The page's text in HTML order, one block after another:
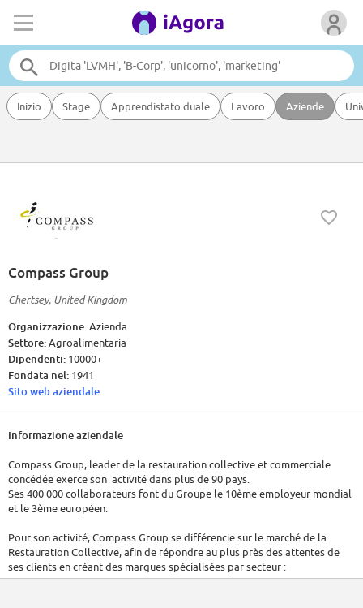
Inizio Stage Apprendistato duale Lavoro Aziende
Compass Group
Chertsey, United Kingdom
Organizzazione:Azienda
Settore:Agroalimentaria
Dipendenti: 10000+
Fondata nel: 1941
Sito web aziendale
Informazione aziendale
Compass Group, leader de la restauration collective et commerciale
concédée exerce son activité dans plus de 90 pays.
Ses 400 000 collaborateurs font du Groupe le 10ème employeur mondial
et le 3ème européen.
Pour son activité, Compass Group se différencie sur le marché de la
Restauration Collective, afin de répondre au plus près des attentes de
ses clients en créant des marques spécialisées par secteur :